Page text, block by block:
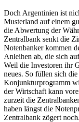
Doch Argentinien ist
Musterland auf einem
die Abwertung der
Zentralbank senkt die
Notenbanker kommen
Anleihen ab, die sich
Weil die Investoren ihr
neues. So füllen sich die
Konjunkturprogramm
der Wirtschaft kann
zurzeit die
haben längst die
Zentralbank zögert noch.